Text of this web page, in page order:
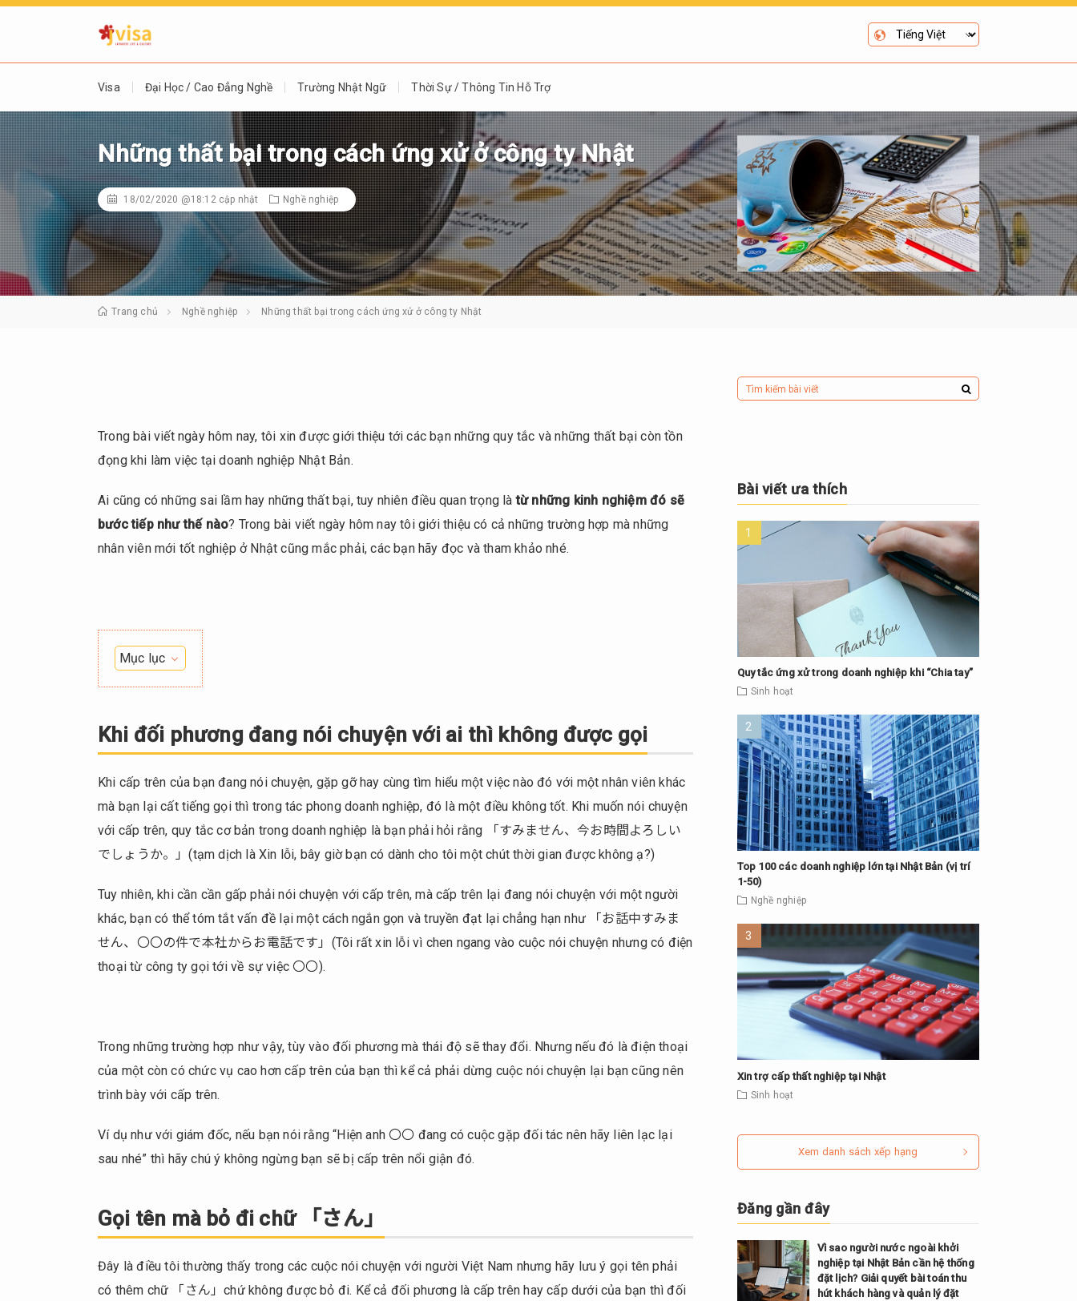
Visa Đại Học / Cao Đẳng Nghề Trường Nhật Ngữ Thời Sự / Thông Tin Hỗ Trợ
Những thất bại trong cách ứng xử ở công ty Nhật
18/02/2020 @18:12cập nhật Nghề nghiệp
Trang chủ Nghề nghiệp Những thất bại trong cách ứng xử ở công ty Nhật
Trong bài viết ngày hôm nay, tôi xin được giới thiệu tới các bạn những quy tắc và những thất bại còn tồn
đọng khi làm việc tại doanh nghiệp Nhật Bản.
Ai cũng có những sai lầm hay những thất bại, tuy nhiên điều quan trọng làtừ những kinh nghiệm đó sẽ
bước tiếp như thế nào? Trong bài viết ngày hôm nay tôi giới thiệu có cả những trường hợp mà những
nhân viên mới tốt nghiệp ở Nhật cũng mắc phải, các bạn hãy đọc và tham khảo nhé.
Mục lục
1.
Khi
phương
đang
chuyện
với ai
thì
được
Gọi
tên
mà
「さ
ん」
3.
bừa
bàn
việc
4.
hỏi và
nhường
Khi đối phương đang nói chuyện với ai thì không được gọi
Khi cấp trên của bạn đang nói chuyện, gặp gỡ hay cùng tìm hiểu một việc nào đó với một nhân viên khác
mà bạn lại cất tiếng gọi thì trong tác phong doanh nghiệp, đó là một điều không tốt. Khi muốn nói chuyện
với cấp trên, quy tắc cơ bản trong doanh nghiệp là bạn phải hỏi rằng 「すみません、今お時間よろしい
でしょうか。」(tạm dịch là Xin lỗi, bây giờ bạn có dành cho tôi một chút thời gian được không ạ?)
Tuy nhiên, khi cần cần gấp phải nói chuyện với cấp trên, mà cấp trên lại đang nói chuyện với một người
khác, bạn có thể tóm tắt vấn đề lại một cách ngắn gọn và truyền đạt lại chẳng hạn như 「お話中すみま
せん、〇〇の件で本社からお電話です」(Tôi rất xin lỗi vì chen ngang vào cuộc nói chuyện nhưng có điện
thoại từ công ty gọi tới về sự việc 〇〇).
Trong những trường hợp như vậy, tùy vào đối phương mà thái độ sẽ thay đổi. Nhưng nếu đó là điện thoại
của một còn có chức vụ cao hơn cấp trên của bạn thì kể cả phải dừng cuộc nói chuyện lại bạn cũng nên
trình bày với cấp trên.
Ví dụ như với giám đốc, nếu bạn nói rằng “Hiện anh 〇〇 đang có cuộc gặp đối tác nên hãy liên lạc lại
sau nhé” thì hãy chú ý không ngừng bạn sẽ bị cấp trên nổi giận đó.
Gọi tên mà bỏ đi chữ 「さん」
Đây là điều tôi thường thấy trong các cuộc nói chuyện với người Việt Nam nhưng hãy lưu ý gọi tên phải
có thêm chữ 「さん」chứ không được bỏ đi. Kể cả đối phương là cấp trên hay cấp dưới của bạn thì đối
Bài viết ưa thích
Quy tắc ứng xử trong doanh nghiệp khi “Chia tay”
Sinh hoạt
Top 100 các doanh nghiệp lớn tại Nhật Bản (vị trí
1-50)
Nghề nghiệp
Xin trợ cấp thất nghiệp tại Nhật
Sinh hoạt
Xem danh sách xếp hạng
Đăng gần đây
Vì sao người nước ngoài khởi
nghiệp tại Nhật Bản cần hệ thống
đặt lịch? Giải quyết bài toán thu
hút khách hàng và quản lý đặt